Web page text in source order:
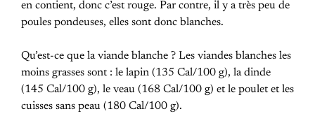
en contient, donc c’est rouge. Par contre, il y a très peu de
poules pondeuses, elles sont donc blanches.
Qu’est-ce que la viande blanche ? Les viandes blanches les
moins grasses sont : le lapin (135 Cal/100 g), la dinde
(145 Cal/100 g), le veau (168 Cal/100 g) et le poulet et les
cuisses sans peau (180 Cal/100 g).